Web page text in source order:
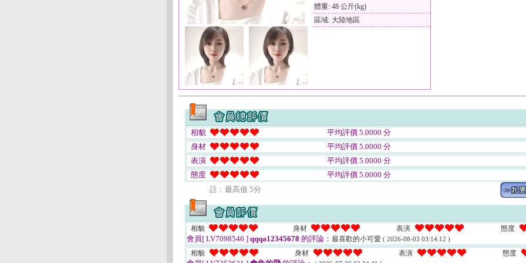
體重: 48 公斤(kg)
區域: 大陸地區
相貌
平均評價 5.0000 分
身材
平均評價 5.0000 分
表演
平均評價 5.0000 分
態度
平均評價 5.0000 分
註﹕最高值 5分
相貌 身材 表演 態度
會員[ LV7098546 ] qqqa12345678 的評論： 最喜歡的小可愛 ( 2026-08-03 03:14:12 )
相貌 身材 表演 態度